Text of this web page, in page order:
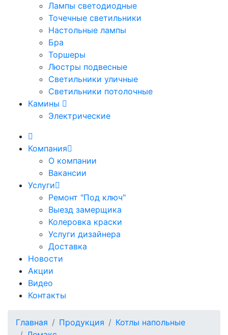
Лампы светодиодные
Точечные светильники
Настольные лампы
Бра
Торшеры
Люстры подвесные
Светильники уличные
Светильники потолочные
Камины
Электрические
Компания
О компании
Вакансии
Услуги
Ремонт "Под ключ"
Выезд замерщика
Колеровка краски
Услуги дизайнера
Доставка
Новости
Акции
Видео
Контакты
Главная Продукция
Котлы напольные